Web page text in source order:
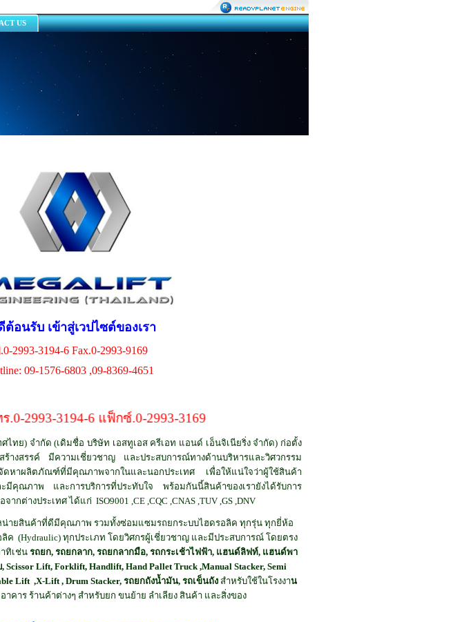
US
ต้อนรับ เข้าสู่เวปไซต์ของเรา
2993-3194-6 Fax.0-2993-9169
09-1576-6803 ,09-8369-4651
3194-6 แฟ็กซ์.0-2993-3169
ศไทย) จำกัด (เดิมชื่อ บริษัท เอสทูเอส ครีเอท แอนด์ เอ็นจิเนียริ่ง จำกัด) ก่อตั้ง
างสรรค์ มีความเชี่ยวชาญ และประสบการณ์ทางด้านบริหารและวิศวกรรม
ดหาผลิตภัณฑ์ที่มีคุณภาพจากในและนอกประเทศ เพื่อให้แน่ใจว่าผู้ใช้สินค้า
มีคุณภาพ และการบริการที่ประทับใจ พร้อมกันนี้สินค้าของเรายังได้รับการ
กต่างประเทศ ได้แก่ ISO9001 ,CE ,CQC ,CNAS ,TUV ,GS ,DNV
ยสินค้าที่ดีมีคุณภาพ รวมทั้งซ่อมแซมรถยกระบบไฮดรอลิค ทุกรุ่น ทุกยี่ห้อ
ค (Hydraulic) ทุกประเภท โดยวิศกรผู้เชี่ยวชาญ และมีประสบการณ์ โดยตรง
ทิเช่น รถยก, รถยกลาก, รถยกลากมือ, รถกระเช้าไฟฟ้า, แฮนด์ลิฟท์, แฮนด์พา
Scissor Lift, Forklift, Handlift, Hand Pallet Truck ,Manual Stacker, Semi
Lift,X-Lift , Drum Stacker, รถยกถังน้ำมัน, รถเข็นถัง สำหรับใช้ในโรงงาน
คาร ร้านค้าต่างๆ สำหรับยก ขนย้าย ลำเลียง สินค้า และสิ่งของ